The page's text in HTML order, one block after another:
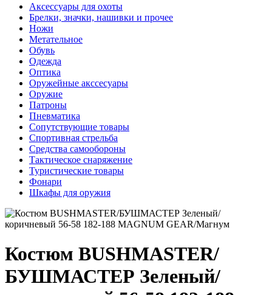
Аксессуары для охоты
Брелки, значки, нашивки и прочее
Ножи
Метательное
Обувь
Одежда
Оптика
Оружейные акссесуары
Оружие
Патроны
Пневматика
Сопутствующие товары
Спортивная стрельба
Средства самообороны
Тактическое снаряжение
Туристические товары
Фонари
Шкафы для оружия
Костюм BUSHMASTER/
БУШМАСТЕР Зеленый/